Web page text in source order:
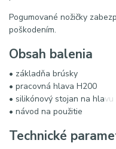
Pogumované nožičky
poškodením.
Obsah balenia
• základňa brúsky
• pracovná hlava H200
• silikónový stojan na hlavu
• návod na použitie
Technické